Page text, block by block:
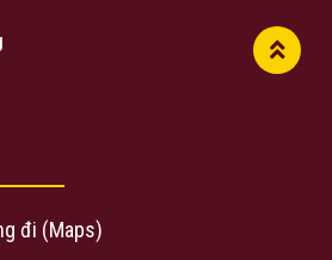
đi (Maps)